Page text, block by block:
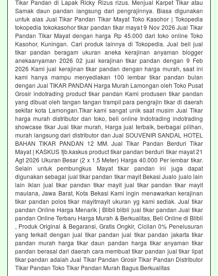
Tikar Pandan di Lapak Ricky Rizus rizus. Menjual Karpet Tikar atau
Samak daun pandan langsung dari pengrajinnya. Biasa digunakan
untuk alas Jual Tikar Pandan Tikar Mayat Toko Kasohor | Tokopedia
tokopedia tokokasohor tikar pandan tikar mayat 9 Nov 2026 Jual Tikar
Pandan Tikar Mayat dengan harga Rp 45.000 dari toko online Toko
Kasohor, Kuningan. Cari produk lainnya di Tokopedia. Jual beli jual
tikar pandan beragam ukuran aneka kerajinan anyaman blogger
anekaanyaman 2026 02 jual kerajinan tikar pandan dengan 9 Feb
2026 Kami jual kerajinan tikar pandan dengan harga murah, saat ini
kami hanya mampu menyediakan 100 lembar tikar pandan bulan
dengan Jual TIKAR PANDAN Harga Murah Lamongan oleh Toko Pusat
Grosir indotrading product tikar pandan Kami produsen tikar pandan
yang dibuat oleh tangan tangan trampil para pengrajin tikar di daerah
sekitar kota Lamongan.Tikar kami sangat unik saat musim Jual Tikar
harga murah distributor dan toko, beli online Indotrading indotrading
showcase tikar Jual tikar murah, Harga jual terbaik, berbagai pilihan,
murah langsung dari distributor dan Jual SOUVENIR SANDAL HOTEL
BAHAN TIKAR PANDAN 12 MM. Jual Tikar Pandan Berduri Tikar
Mayat | KASKUS fjb.kaskus product tikar pandan berduri tikar mayat 21
Agt 2026 Ukuran Besar (2 x 1,5 Meter) Harga 40.000 Per lembar tikar.
Selain untuk pembungkus Mayat tikar pandan ini juga dapat
digunakan sebagai jual tikar pandan tikar mayit Bekasi Jualo jualo lain
lain iklan jual tikar pandan tikar mayit jual tikar pandan tikar mayit
maulana, Jawa Barat, Kota Bekasi Kami ingin menawarkan kerajinan
tikar pandan polos tikar mayitmayit ukuran yg kami sediak. Jual tikar
pandan Online Harga Menarik | Blibli blibli jual tikar pandan Jual tikar
pandan Online Terbaru Harga Murah & Berkualitas, Beli Online di Blibli
, Produk Original & Begaransi, Gratis Ongkir, Cicilan 0% Penelusuran
yang terkait dengan jual tikar pandan jual tikar pandan jakarta tikar
pandan murah harga tikar daun pandan harga tikar anyaman tikar
pandan berasal dari daerah cara membuat tikar pandan jual tikar lipat
tikar pandan adalah Jual Tikar Pandan Grosir Tikar Pandan Distributor
Tikar Pandan Toko Tikar Pandan Murah Bagus Berkualitas